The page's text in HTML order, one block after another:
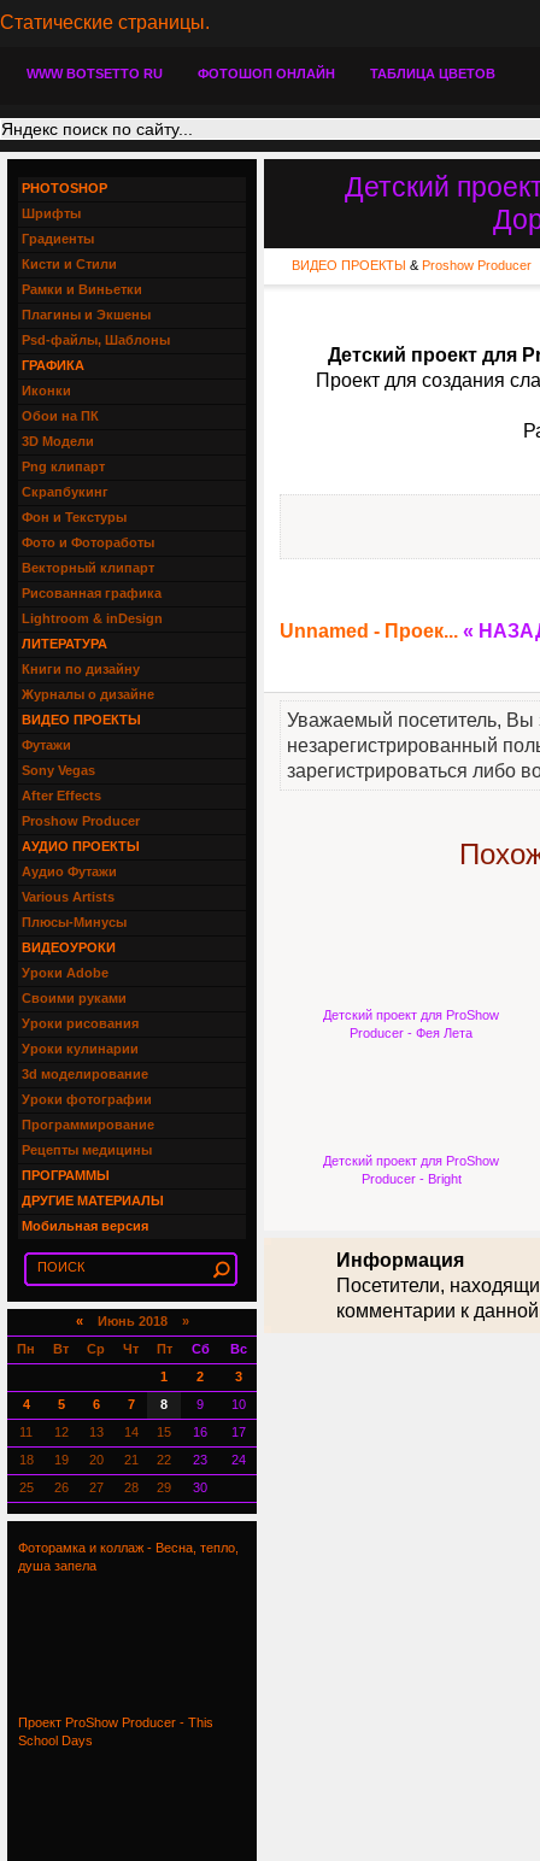
Статические страницы.
WWW BOTSETTO RU ФОТОШОП ОНЛАЙН ТАБЛИЦА ЦВЕТОВ
Детский
ВИДЕО ПРОЕКТЫ & Proshow Producer
Детский проект для
Проект для создания
Unnamed - Проек... «
Уважаемый посетитель, Вы
незарегистрированный
зарегистрироваться либо
Детский проект для ProShow
Producer - Фея Лета
Детский проект для ProShow
Producer - Bright
Информация
Посетители,
комментарии к
PHOTOSHOP
Шрифты
Градиенты
Кисти и Стили
Рамки и Виньетки
Плагины и Экшены
Psd-файлы, Шаблоны
ГРАФИКА
Иконки
Обои на ПК
3D Модели
Png клипарт
Скрапбукинг
Фон и Текстуры
Фото и Фотоработы
Векторный клипарт
Рисованная графика
Lightroom & inDesign
ЛИТЕРАТУРА
Книги по дизайну
Журналы о дизайне
ВИДЕО ПРОЕКТЫ
Футажи
Sony Vegas
After Effects
Proshow Producer
АУДИО ПРОЕКТЫ
Аудио Футажи
Various Artists
Плюсы-Минусы
ВИДЕОУРОКИ
Уроки Adobe
Своими руками
Уроки рисования
Уроки кулинарии
3d моделирование
Уроки фотографии
Программирование
Рецепты медицины
ПРОГРАММЫ
ДРУГИЕ МАТЕРИАЛЫ
Мобильная версия
«Июнь 2018 »
Пн
Вт Ср Чт Пт Сб
Вс
1
2
3
4
5 6 7 8 9
10
11
12 13 14 15 16
17
18
19 20 21 22 23
24
25
26 27 28 29 30
Фоторамка и коллаж - Весна, тепло,
душа запела
Проект ProShow Producer - This
School Days